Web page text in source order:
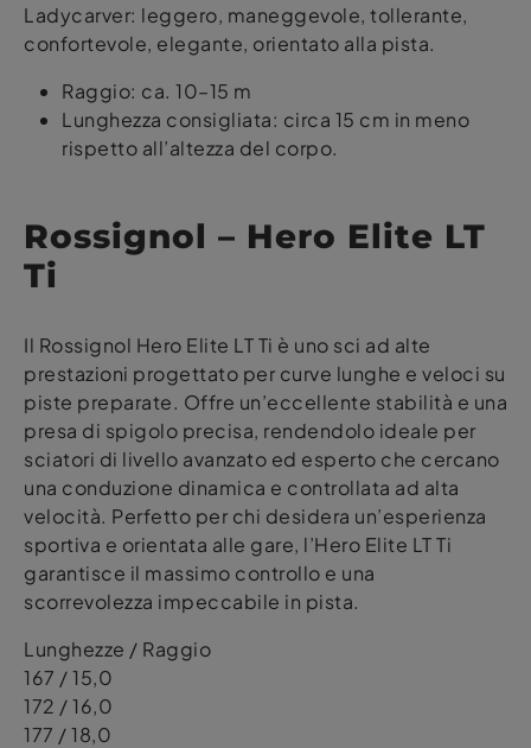
Ladycarver: leggero, maneggevole, tollerante,
confortevole, elegante, orientato alla pista.
Raggio: ca. 10–15 m
Lunghezza consigliata: circa 15 cm in meno
rispetto all’altezza del corpo.
Rossignol – Hero Elite LT
Ti
Il Rossignol Hero Elite LT Ti è uno sci ad alte
prestazioni progettato per curve lunghe e veloci su
piste preparate. Offre un’eccellente stabilità e una
presa di spigolo precisa, rendendolo ideale per
sciatori di livello avanzato ed esperto che cercano
una conduzione dinamica e controllata ad alta
velocità. Perfetto per chi desidera un’esperienza
sportiva e orientata alle gare, l’Hero Elite LT Ti
garantisce il massimo controllo e una
scorrevolezza impeccabile in pista.
Lunghezze / Raggio
167 / 15,0
172 / 16,0
177 / 18,0